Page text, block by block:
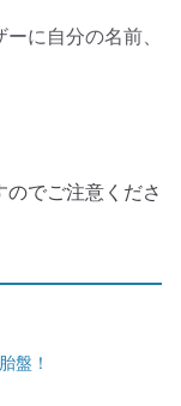
に自分の名前、
でご注意くださ
盤！